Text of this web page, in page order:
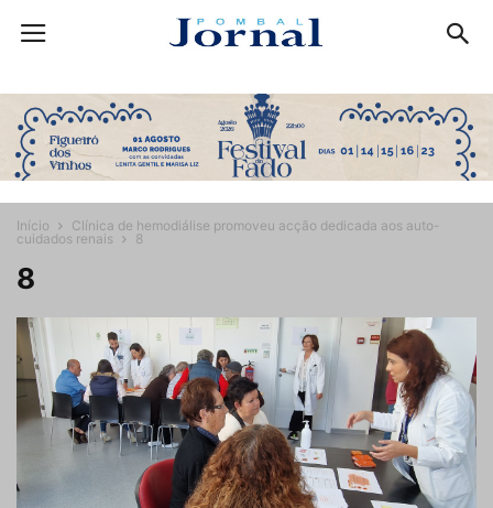
Início
Clínica de hemodiálise promoveu acção dedicada aos auto-
cuidados renais
8
8